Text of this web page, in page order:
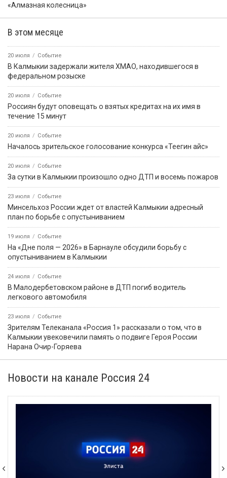
«Алмазная колесница»
В этом месяце
20 июля Событие
В Калмыкии задержали жителя ХМАО, находившегося в
федеральном розыске
20 июля Событие
Россиян будут оповещать о взятых кредитах на их имя в
течение 15 минут
20 июля Событие
Началось зрительское голосование конкурса «Теегин айс»
20 июля Событие
За сутки в Калмыкии произошло одно ДТП и восемь пожаров
23 июля Событие
Минсельхоз России ждет от властей Калмыкии адресный
план по борьбе с опустыниванием
19 июля Событие
На «Дне поля — 2026» в Барнауле обсудили борьбу с
опустыниванием в Калмыкии
24 июля Событие
В Малодербетовском районе в ДТП погиб водитель
легкового автомобиля
23 июля Событие
Зрителям Телеканала «Россия 1» рассказали о том, что в
Калмыкии увековечили память о подвиге Героя России
Нарана Очир-Горяева
Новости на канале Россия 24